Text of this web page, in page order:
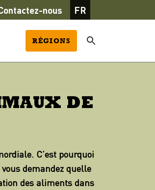
nous FR
RÉGIONS
DE
C’est pourquoi
demandez quelle
des aliments dans